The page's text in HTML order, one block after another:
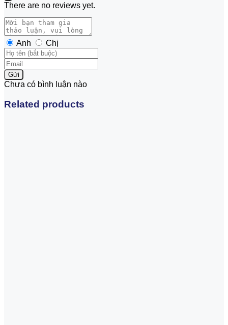
There are no reviews yet.
Anh Chị
Gửi
Chưa có bình luận nào
Related products